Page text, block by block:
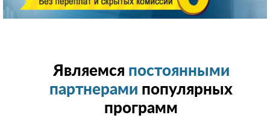
Являемся постоянными
партнерами популярных
программ